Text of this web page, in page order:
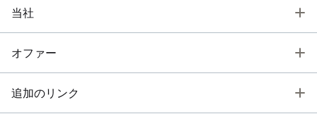
当社
オファー
追加のリンク